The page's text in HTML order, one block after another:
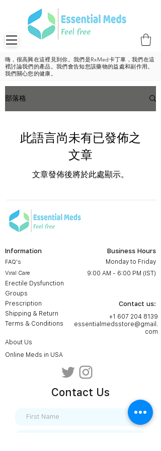
嗨，很高興在這裡見到你。我們是RxMed卡丁車，我們在這
裡討論我們的產品。我們會告知您該藥物的益處和副作用。
我們關心您的健康。
部落格
此語言尚未有已發佈之
文章
文章發佈後將於此處顯示。
Information
FAQ's
Viral Care
Business Hours
Monday to Friday
9:00 AM - 6:00 PM (IST)
Erectile Dysfunction
Groups
Prescription
Shipping & Return
Terms & Conditions
Contact us:
+1 607 204 8139
essentialmedsstore@gmail.
com
About Us
Online Meds in USA
Contact Us